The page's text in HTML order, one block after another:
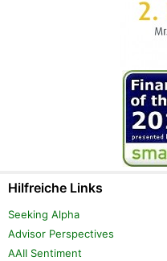
Hilfreiche Links
Seeking Alpha
Advisor Perspectives
AAII Sentiment